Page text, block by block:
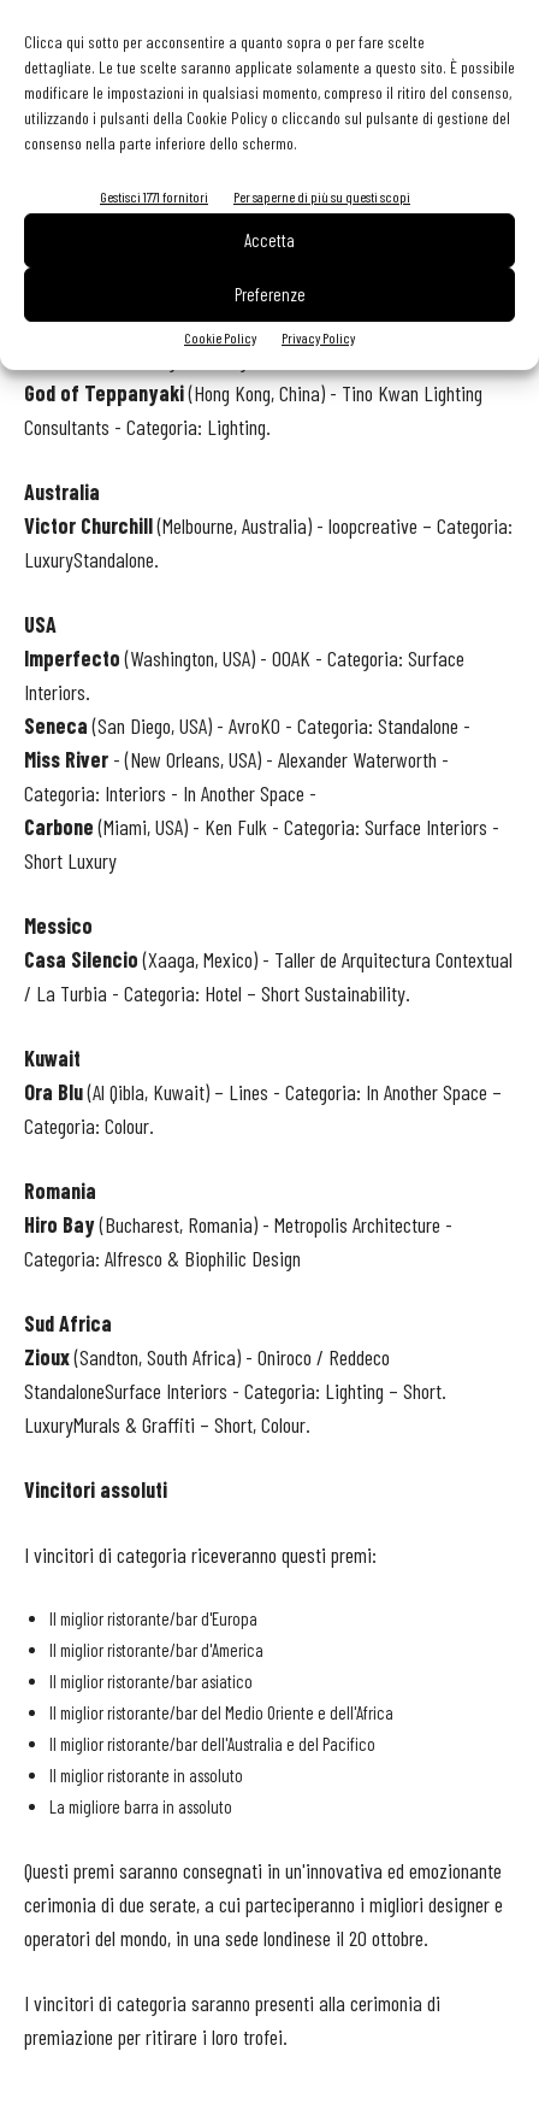
Clicca qui sotto per acconsentire a quanto sopra o per fare scelte
dettagliate. Le tue scelte saranno applicate solamente a questo sito. È possibile
modificare le impostazioni in qualsiasi momento, compreso il ritiro del consenso,
utilizzando i pulsanti della Cookie Policy o cliccando sul pulsante di gestione del
consenso nella parte inferiore dello schermo.
Gestisci 1771 fornitori Per saperne di più su questi scopi
Accetta
Preferenze
Cookie Policy Privacy Policy
Regno Unito
MiMi Mei Fair(London, UK) - Fabled Studio - Categoria: Standalone
- Short Colour
Cina
1111 ONES
Space - Small Space – Short.
Kuansan Town(Chengdu, China) - MUDA-Architects – Categoria:
God of Teppanyaki(Hong Kong, China) - Tino Kwan Lighting
Consultants - Categoria: Lighting.
Australia
Victor Churchill(Melbourne, Australia) - loopcreative – Categoria:
LuxuryStandalone.
USA
Imperfecto(Washington, USA) - OOAK - Categoria: Surface
Interiors.
Seneca(San Diego, USA) - AvroKO - Categoria: Standalone -
Miss River - (New Orleans, USA) - Alexander Waterworth -
Categoria: Interiors - In Another Space -
Carbone(Miami, USA) - Ken Fulk - Categoria: Surface Interiors -
Short Luxury
Messico
Casa Silencio(Xaaga, Mexico) - Taller de Arquitectura Contextual
/ La Turbia - Categoria: Hotel – Short Sustainability.
Kuwait
Ora Blu(Al Qibla, Kuwait) – Lines - Categoria: In Another Space –
Categoria: Colour.
Romania
Hiro Bay(Bucharest, Romania) - Metropolis Architecture -
Categoria: Alfresco & Biophilic Design
Sud Africa
Zioux(Sandton, South Africa) - Oniroco / Reddeco
StandaloneSurface Interiors - Categoria: Lighting – Short.
LuxuryMurals & Graffiti – Short, Colour.
Vincitori assoluti
I vincitori di categoria riceveranno questi premi:
Il miglior ristorante/bar d'Europa
Il miglior ristorante/bar d'America
Il miglior ristorante/bar asiatico
Il miglior ristorante/bar del Medio Oriente e dell'Africa
Il miglior ristorante/bar dell'Australia e del Pacifico
Il miglior ristorante in assoluto
La migliore barra in assoluto
Questi premi saranno consegnati in un'innovativa ed emozionante
cerimonia di due serate, a cui parteciperanno i migliori designer e
operatori del mondo, in una sede londinese il 20 ottobre.
I vincitori di categoria saranno presenti alla cerimonia di
premiazione per ritirare i loro trofei.